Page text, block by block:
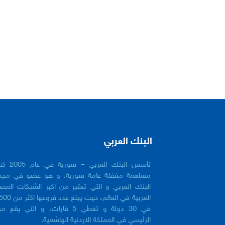
البنك العربي
تأسس البنك
مساهمة مغفلة عامة سورية، و هو عضو في
البنك العربي و التي تعتبر من اكبر الشبكات
في 30 دولة و تغطي 5 قارات، و التي
الرئيسي في المملكة الاردنية الهاشمية.